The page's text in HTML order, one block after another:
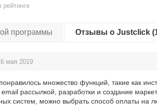
рейтинге
программы Отзывы о Justclick
мая 2019
множество функций, такие как
рассылкой, разработки и создание
систем, можно выбрать способ оплаты на